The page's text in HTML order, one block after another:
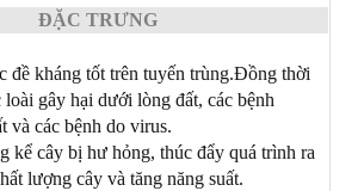
ĐẶC TRƯNG
đề kháng tốt trên tuyến trùng.Đồng thời
loài gây hại dưới lòng đất, các bệnh
và các bệnh do virus.
kể cây bị hư hỏng, thúc đẩy quá trình ra
lượng cây và tăng năng suất.